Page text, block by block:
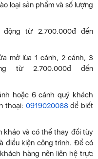
loại sản phẩm và số lượng
từ 2.700.000đ đến
mở lùa 1 cánh, 2 cánh, 3
từ 2.700.000đ đến
hoặc 6 cánh quý khách
thoại: 0919020088để biết
khảo và có thể thay đổi tùy
điều kiện công trình. Để có
hàng nên liên hệ trực